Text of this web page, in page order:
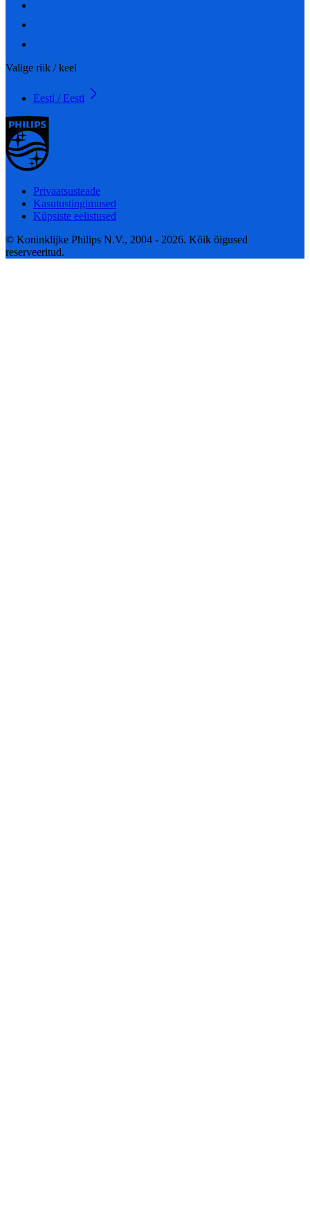
Valige riik / keel
Eesti / Eesti
Privaatsusteade
Kasutustingimused
Küpsiste eelistused
© Koninklijke Philips N.V., 2004 - 2026. Kõik õigused
reserveeritud.